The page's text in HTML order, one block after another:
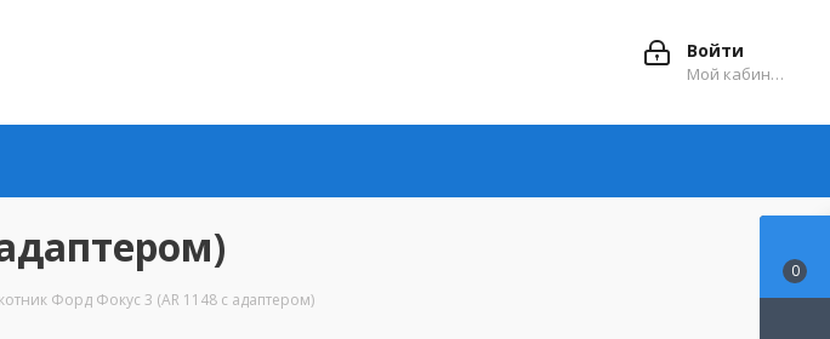
Войти
Мой кабинет
Форд Фокус 3 (AR 1148 c адаптером)
0